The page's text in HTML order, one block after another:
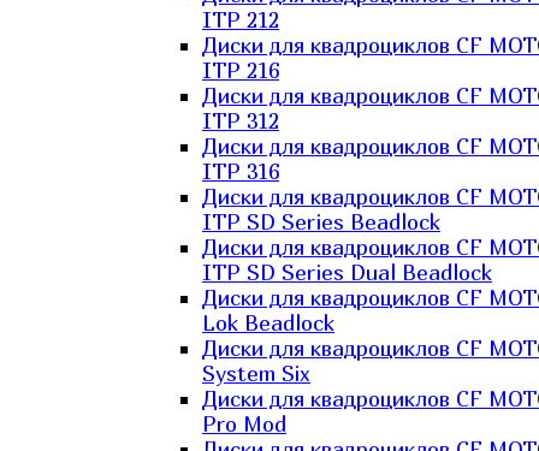
ITP 212
Диски для квадроциклов CF
ITP 216
Диски для квадроциклов CF
ITP 312
Диски для квадроциклов CF
ITP 316
Диски для квадроциклов CF
ITP SD Series Beadlock
Диски для квадроциклов CF
ITP SD Series Dual Beadlock
Диски для квадроциклов CF
Lok Beadlock
Диски для квадроциклов CF
System Six
Диски для квадроциклов CF
Pro Mod